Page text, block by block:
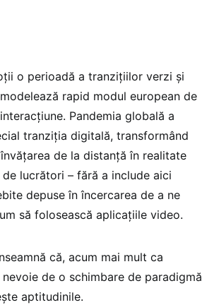
o perioadă a tranzițiilor verzi și
rapid modul european de
Pandemia globală a
tranziția digitală, transformând
de la distanță în realitate
lucrători – fără a include aici
depuse în încercarea de a ne
să folosească aplicațiile video.
că, acum mai mult ca
de o schimbare de paradigmă
aptitudinile.